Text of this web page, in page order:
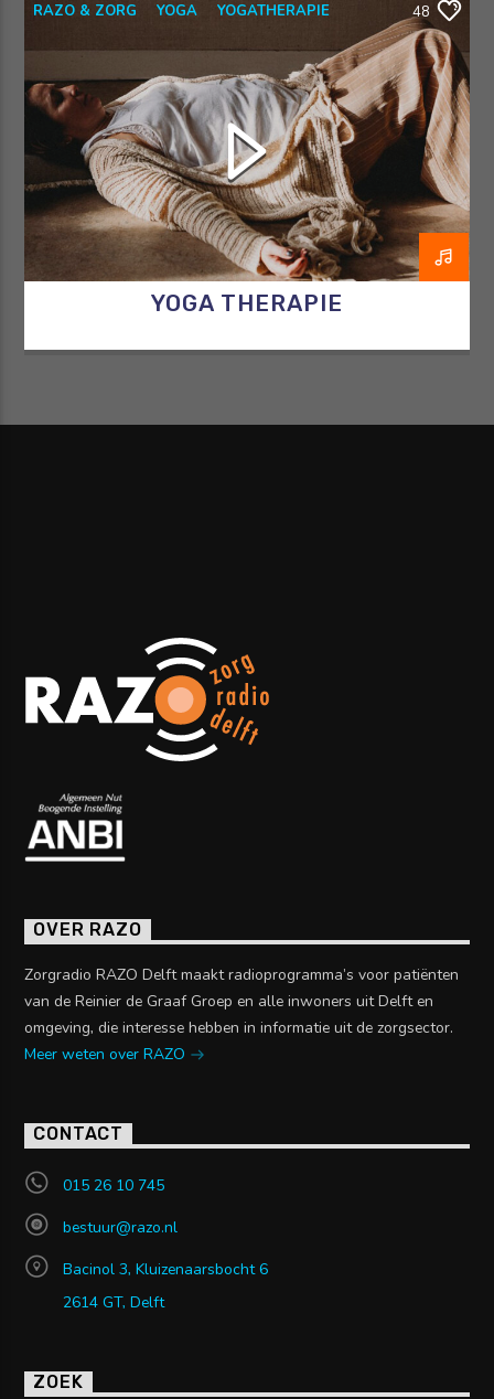
RAZO & ZORG YOGA
YOGATHERAPIE
YOGAWITHBIDDY
48
YOGA THERAPIE
OVER RAZO
Zorgradio RAZO Delft maakt radioprogramma’s voor patiënten
van de Reinier de Graaf Groep en alle inwoners uit Delft en
omgeving, die interesse hebben in informatie uit de zorgsector.
Meer weten over RAZO
CONTACT
015 26 10 745
bestuur@razo.nl
Bacinol 3, Kluizenaarsbocht 6
2614 GT, Delft
ZOEK